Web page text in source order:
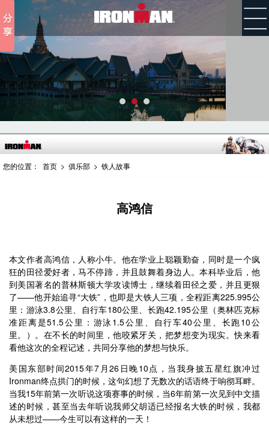
您的位置： 首页 > 俱乐部 > 铁人故事
高鸿信
本文作者高鸿信，人称小牛。他在学业上聪颖勤奋，同时是一个疯
狂的田径爱好者，马不停蹄，并且鼓舞着身边人。本科毕业后，他
到美国著名的普林斯顿大学攻读博士，继续着田径之爱，并且更狠
了——他开始追寻“大铁”，也即是大铁人三项，全程距离225.995公
里：游泳3.8公里、自行车180公里、长跑42.195公里（奥林匹克标
准距离是51.5公里：游泳1.5公里、自行车40公里、长跑10公
里。）。在不长的时间里，他咬紧牙关，把梦想变为现实。快来看
看他这次的全程记述，共同分享他的梦想与快乐。
美国东部时间2015年7月26日晚10点，当我身披五星红旗冲过
Ironman终点拱门的时候，这句幻想了无数次的话语终于响彻耳畔。
当我15年前第一次听说这项赛事的时候，当6年前第一次见到中文描
述的时候，甚至当去年听说我师父胡适已经报名大铁的时候，我都
从未想过——今生可以有这样的一天！